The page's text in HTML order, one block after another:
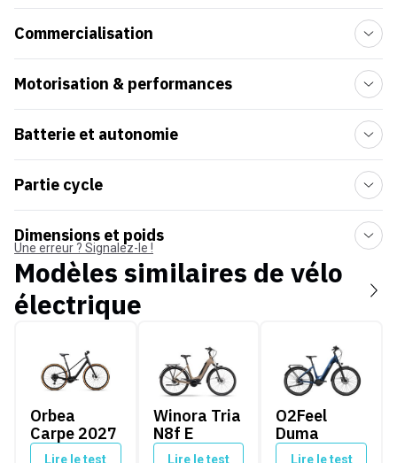
Commercialisation
Motorisation & performances
Batterie et autonomie
Partie cycle
Dimensions et poids
Une erreur ? Signalez-le !
Modèles similaires de vélo
électrique
Orbea
Carpe 2027
Lire le test
Winora Tria N8f E
Winora Tria
N8f E
Lire le test
O2Feel Duma
O2Feel
Duma
Lire le test